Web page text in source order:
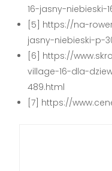
16-jasny-niebieski-
[5] https://na-
jasny-niebieski-p-
[6] https://
village-16-dla-
489.html
[7] https://